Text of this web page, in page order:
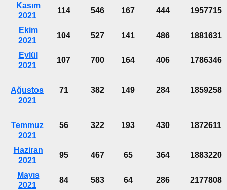
Kasım
2021
114 546 167 444 1957715
Ekim
2021
104 527 141 486 1881631
Eylül
2021
107 700 164 406 1786346
Ağustos
2021
71 382 149 284 1859258
Temmuz
2021
56 322 193 430 1872611
Haziran
2021
95 467 65 364 1883220
Mayıs
2021
84 583 64 286 2177808